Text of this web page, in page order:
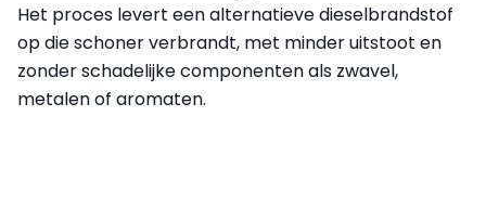
Het proces levert een alternatieve dieselbrandstof
op die schoner verbrandt, met minder uitstoot en
zonder schadelijke componenten als zwavel,
metalen of aromaten.